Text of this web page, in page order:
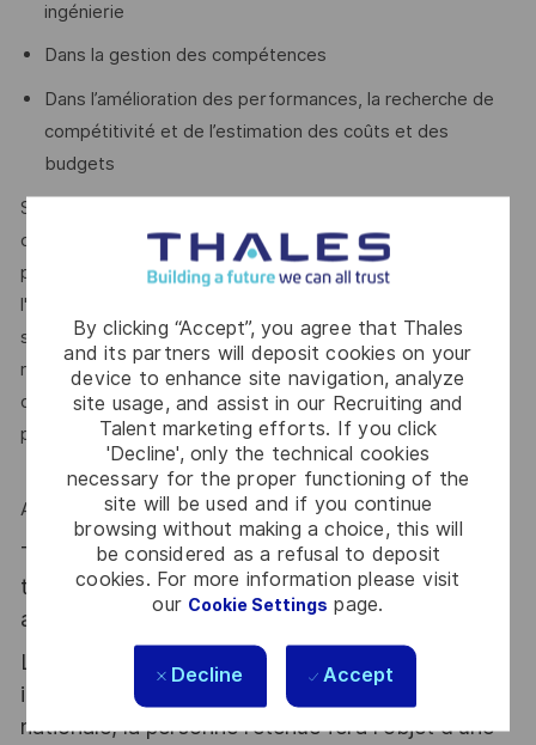
By clicking “Accept”, you agree that Thales
and its partners will deposit cookies on your
device to enhance site navigation, analyze
site usage, and assist in our Recruiting and
Talent marketing efforts. If you click
'Decline', only the technical cookies
necessary for the proper functioning of the
site will be used and if you continue
browsing without making a choice, this will
be considered as a refusal to deposit
cookies. For more information please visit
our Cookie Settings page.
Decline Accept
ingénierie
Dans la gestion des compétences
Dans l’amélioration des performances, la recherche de
compétitivité et de l’estimation des coûts et des
budgets
Si vous êtes un manager reconnu pour votre capacité à
construire une vision motivante et engageante, soutenue
par une logique d’amélioration continue/transformation. A
l'écoute, vous êtes à même d’engager vos collaborateurs
sur la tenue des objectifs opérationnels en les
responsabilisant et en développant leurs capacités à
œuvrer dans un environnement exigeant de grands
programmes industriels.
Alors ce poste est fait pour vous !
Thales, entreprise Handi-Engagée, reconnait
tous les talents. La diversité est notre meilleur
atout. Postulez et rejoignez nous !
Le poste pouvant nécessiter d'accéder à des
informations relevant du secret de la défense
nationale, la personne retenue fera l'objet d'une